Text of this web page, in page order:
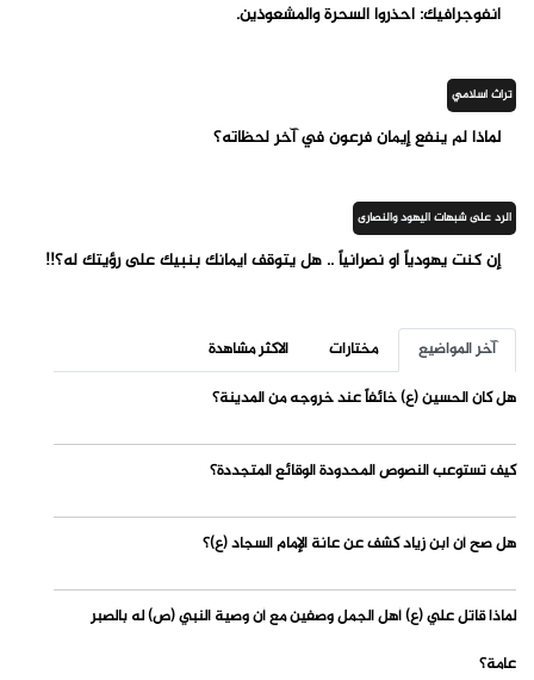
انفوجرافيك: احذروا السحرة والمشعوذين.
تراث اسلامي
لماذا لم ينفع إيمان فرعون في آخر لحظاته؟
الرد على شبهات اليهود والنصارى
إن كنت يهودياً أو نصرانياً .. هل يتوقف ايمانك بنبيك على رؤيتك له؟!!
آخر المواضيع مختارات
الاكثر مشاهدة
هل كان الحسين (ع) خائفاً عند خروجه من المدينة؟
كيف تستوعب النصوص المحدودة الوقائع المتجددة؟
هل صح أن ابن زياد كشف عن عانة الإمام السجاد (ع)؟
لماذا قاتل علي (ع) أهل الجمل وصفين مع أن وصية النبي (ص) له بالصبر
عامة؟